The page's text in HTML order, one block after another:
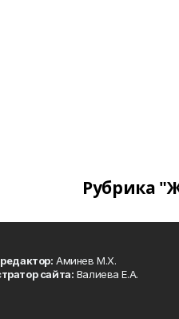
Рубрика
Аминев М.Х.
сайта: Валиева Е.А.